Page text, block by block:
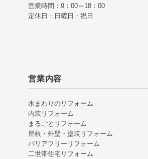
営業時間：9：00～18：00
定休日：日曜日・祝日
営業内容
水まわりのリフォーム
内装リフォーム
まるごとリフォーム
屋根・外壁・塗装リフォーム
バリアフリーリフォーム
二世帯住宅リフォーム